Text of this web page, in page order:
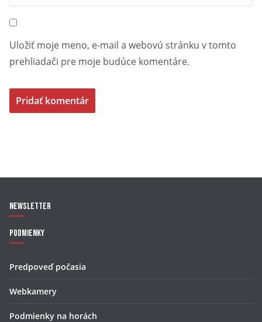
Uložiť moje meno, e-mail a webovú stránku v tomto
prehliadači pre moje budúce komentáre.
Newsletter
Podmienky
Predpoveď počasia
Webkamery
Podmienky na horách